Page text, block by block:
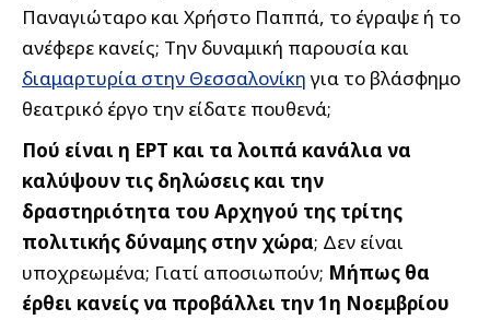
Παναγιώταρο και Χρήστο Παππά, το έγραψε ή το
ανέφερε κανείς; Την δυναμική παρουσία και
διαμαρτυρία στην Θεσσαλονίκηγια το βλάσφημο
θεατρικό έργο την είδατε πουθενά;
Πού είναι η ΕΡΤ και τα λοιπά κανάλια να
καλύψουν τις δηλώσεις και την
δραστηριότητα του Αρχηγού της τρίτης
πολιτικής δύναμης στην χώρα; Δεν είναι
υποχρεωμένα; Γιατί αποσιωπούν; Μήπως θα
έρθει κανείς να προβάλλει την 1η Νοεμβρίου